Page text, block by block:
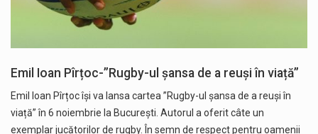
Emil Ioan Pîrțoc-”Rugby-ul șansa de a reuși în viață”
Emil Ioan Pîrțoc își va lansa cartea ”Rugby-ul șansa de a reuși în
viață” în 6 noiembrie la București. Autorul a oferit câte un
exemplar jucătorilor de rugby. În semn de respect pentru oamenii